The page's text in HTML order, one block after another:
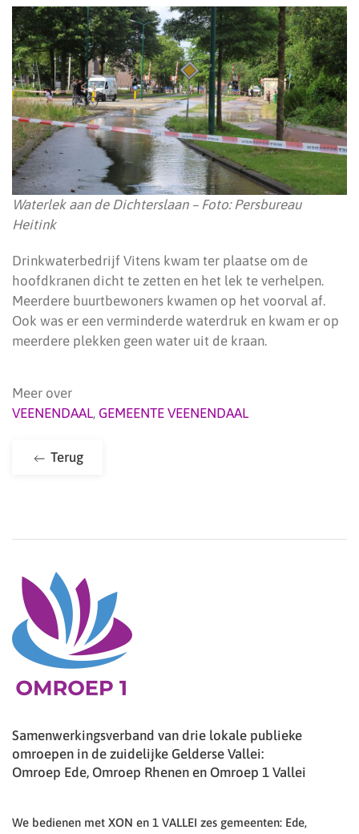
Waterlek aan de Dichterslaan – Foto: Persbureau
Heitink
Drinkwaterbedrijf Vitens kwam ter plaatse om de
hoofdkranen dicht te zetten en het lek te verhelpen.
Meerdere buurtbewoners kwamen op het voorval af.
Ook was er een verminderde waterdruk en kwam er op
meerdere plekken geen water uit de kraan.
Meer over
VEENENDAAL, GEMEENTE VEENENDAAL
Terug
Samenwerkingsverband van drie lokale publieke
omroepen in de zuidelijke Gelderse Vallei:
Omroep Ede, Omroep Rhenen en Omroep 1 Vallei
We bedienen met XON en 1 VALLEI zes gemeenten: Ede,